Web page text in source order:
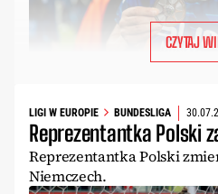
CZYTAJ
LIGI W EUROPIE BUNDESLIGA
Reprezentantka Polski
Reprezentantka Polski
Niemczech.